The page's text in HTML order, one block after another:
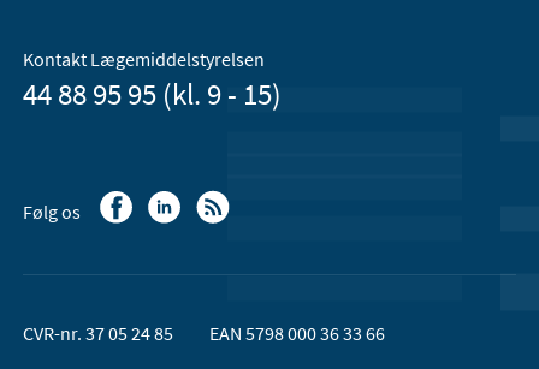
Kontakt Lægemiddelstyrelsen
44 88 95 95 (kl. 9 - 15)
Følg os
CVR-nr. 37 05 24 85 EAN 5798 000 36 33 66